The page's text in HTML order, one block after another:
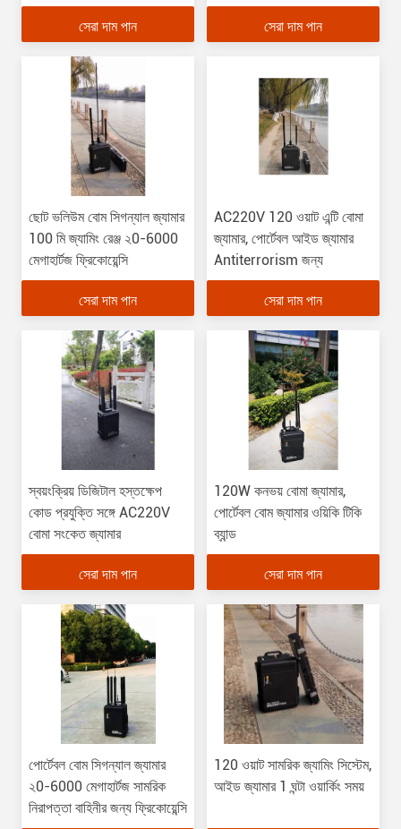
সেরা দাম পান সেরা দাম পান
ছোট ভলিউম বোম সিগন্যাল জ্যামার
100 মি জ্যামিং রেঞ্জ ২0-6000
মেগাহার্টজ ফ্রিকোয়েন্সি
সেরা দাম পান
AC220V 120 ওয়াট এন্টি বোমা
জ্যামার, পোর্টেবল আইড জ্যামার
Antiterrorism জন্য
সেরা দাম পান
স্বয়ংক্রিয় ডিজিটাল হস্তক্ষেপ
কোড প্রযুক্তি সঙ্গে AC220V
বোমা সংকেত জ্যামার
সেরা দাম পান
120W কনভয় বোমা জ্যামার,
পোর্টেবল বোম জ্যামার ওয়িকি টিকি
ব্যান্ড
সেরা দাম পান
পোর্টেবল বোম সিগন্যাল জ্যামার
২0-6000 মেগাহার্টজ সামরিক
নিরাপত্তা বাহিনীর জন্য ফ্রিকোয়েন্সি
120 ওয়াট সামরিক জ্যামিং সিস্টেম,
আইড জ্যামার 1 ঘন্টা ওয়ার্কিং সময়